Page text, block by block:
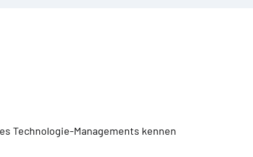
Technologie-Managements kennen